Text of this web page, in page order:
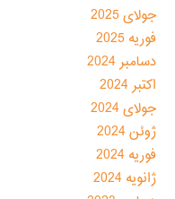
جولای 2025
فوریه 2025
دسامبر 2024
اکتبر 2024
جولای 2024
ژوئن 2024
فوریه 2024
ژانویه 2024